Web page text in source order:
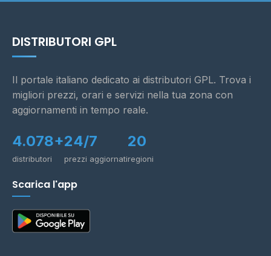
DISTRIBUTORI GPL
Il portale italiano dedicato ai distributori GPL. Trova i
migliori prezzi, orari e servizi nella tua zona con
aggiornamenti in tempo reale.
4.078+
distributori
24/7
prezzi aggiornati
20
regioni
Scarica l'app